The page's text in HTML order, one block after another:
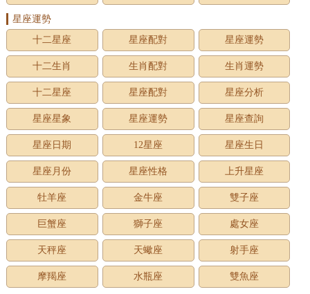
星座運勢
十二星座
星座配對 星座運勢
十二生肖 生肖配對 生肖運勢
十二星座 星座配對 星座分析
星座星象 星座運勢 星座查詢
星座日期 12星座 星座生日
星座月份 星座性格 上升星座
牡羊座 金牛座 雙子座
巨蟹座 獅子座 處女座
天秤座 天蠍座 射手座
摩羯座 水瓶座 雙魚座